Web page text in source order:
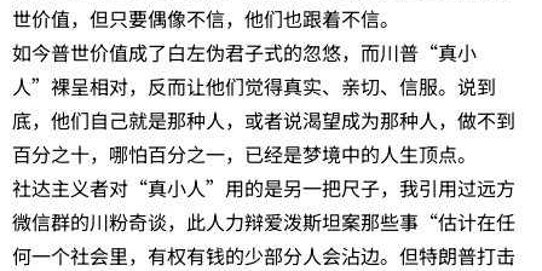
世价值，但只要偶像不信，他们也跟着不信。
如今普世价值成了白左伪君子式的忽悠，而川普“真小
人”裸呈相对，反而让他们觉得真实、亲切、信服。说到
底，他们自己就是那种人，或者说渴望成为那种人，做不到
百分之十，哪怕百分之一，已经是梦境中的人生顶点。
社达主义者对“真小人”用的是另一把尺子，我引用过远方
微信群的川粉奇谈，此人力辩爱泼斯坦案那些事“估计在任
何一个社会里，有权有钱的少部分人会沾边。但特朗普打击